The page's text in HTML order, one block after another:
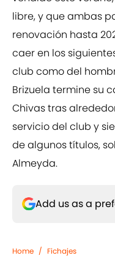
libre, y que ambas
renovación hasta
caer en los
club como del
Brizuela termine su
Chivas tras
servicio del club y
de algunos títulos,
Almeyda.
Add us as a
Home / Fichajes